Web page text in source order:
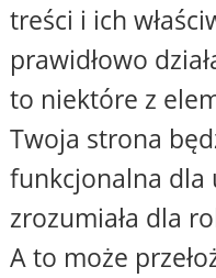
treści i ich
prawidłowo
to niektóre z
Twoja strona
funkcjonalna dla
zrozumiała dla
A to może